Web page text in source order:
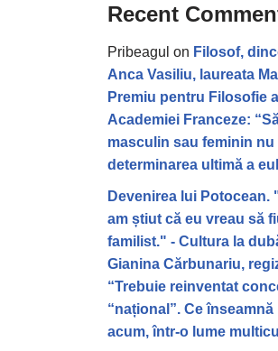
Recent
Pribeagul on Filosof,
Anca Vasiliu, laureata
Premiu pentru Filosofie al
Academiei Franceze:
masculin sau feminin nu
determinarea ultimă a
Devenirea lui Potocean.
am știut că eu vreau să
familist." - Cultura la
Gianina Cărbunariu,
“Trebuie reinventat
“național”. Ce înseamnă
acum, într-o lume